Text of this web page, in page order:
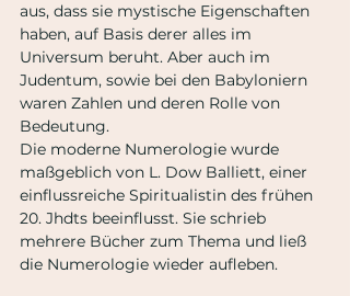
aus, dass sie mystische Eigenschaften
haben, auf Basis derer alles im
Universum beruht. Aber auch im
Judentum, sowie bei den Babyloniern
waren Zahlen und deren Rolle von
Bedeutung.
Die moderne Numerologie wurde
maßgeblich von L. Dow Balliett, einer
einflussreiche Spiritualistin des frühen
20. Jhdts beeinflusst. Sie schrieb
mehrere Bücher zum Thema und ließ
die Numerologie wieder aufleben.